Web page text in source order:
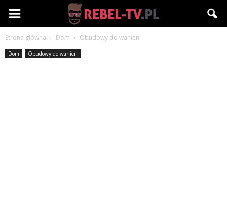
Rebel-
Strona główna Dom Obudowy do wanien
Dom Obudowy do wanien